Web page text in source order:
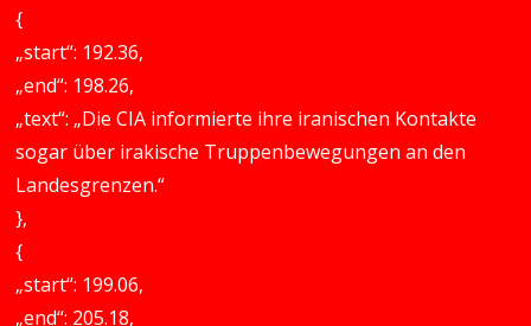
{
„start“: 192.36,
„end“: 198.26,
„text“: „Die CIA informierte ihre iranischen Kontakte
sogar über irakische Truppenbewegungen an den
Landesgrenzen.“
},
{
„start“: 199.06,
„end“: 205.18,